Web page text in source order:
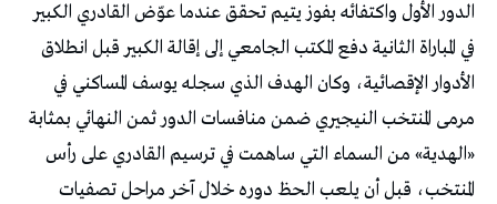
الدور الأول واكتفائه بفوز يتيم تحقق عندما عوّض القادري الكبير
في المباراة الثانية دفع المكتب الجامعي إلى إقالة الكبير قبل انطلاق
الأدوار الإقصائية، وكان الهدف الذي سجله يوسف المساكني في
مرمى المنتخب النيجيري ضمن منافسات الدور ثمن النهائي بمثابة
«الهدية» من السماء التي ساهمت في ترسيم القادري على رأس
المنتخب، قبل أن يلعب الحظ دوره خلال آخر مراحل تصفيات